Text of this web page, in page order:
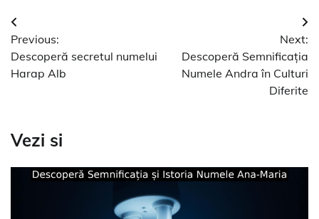
Navigare
în
articole
Previous:
Descoperă secretul numelui
Harap Alb
Next:
Descoperă Semnificația
Numele Andra în Culturi
Diferite
Vezi si